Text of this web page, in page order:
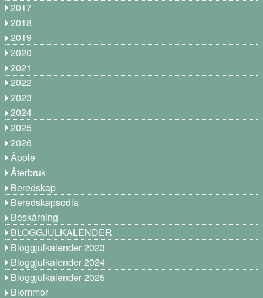
2017
2018
2019
2020
2021
2022
2023
2024
2025
2026
Äpple
Återbruk
Beredskap
Beredskapsodla
Beskärning
BLOGGJULKALENDER
Bloggjulkalender 2023
Bloggjulkalender 2024
Bloggjulkalender 2025
Blommor